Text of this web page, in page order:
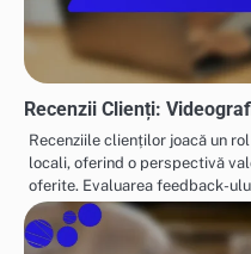
Recenzii Clienți:
Recenziile clienților joacă un
locali, oferind o perspectivă
oferite. Evaluarea feedback-